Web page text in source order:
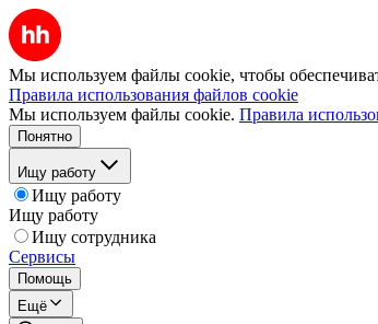
Мы используем файлы cookie, чтобы
Правила использования файлов cookie
Мы используем файлы cookie. Правила
Понятно
Ищу работу
Ищу работу
Ищу работу
Ищу сотрудника
Сервисы
Помощь
Ещё